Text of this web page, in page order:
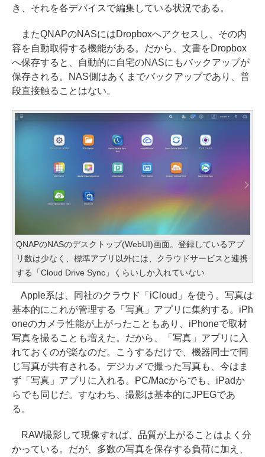
き、それを各デバイスで編集している状況である。
またQNAPのNASにはDropboxへアクセスし、その内
容を自動取得する機能がある。だから、文書をDropbox
へ保存すると、自動的に自宅のNASにもバックアップが
保存される。NAS側はあくまでバックアップであり、普
段直接触ることはない。
QNAPのNASのデスクトップ(WebUI)画面。登録しているアプ
リ数は少なく、標準アプリ以外には、クラウドサービスと連携
する「Cloud Drive Sync」くらいしか入れていない
Apple系は、同社のクラウド「iCloud」を使う。写真は
基本的にこれが管理する「写真」アプリに集約する。iPh
oneのカメラ性能が上がったこともあり、iPhoneで取材
写真を撮ることも増えた。だから、「写真」アプリに入
れておくのが楽なのだ。こうするだけで、機器同士で同
じ写真が共有される。デジカメで撮った写真も、今はま
ず「写真」アプリに入れる。PC/Macからでも、iPadか
らでも同じだ。すなわち、撮影は基本的にJPEGであ
る。
RAW撮影して現像すれば、品質が上がることはよく分
かっている。だが、多数の写真を保存する負荷に加え、